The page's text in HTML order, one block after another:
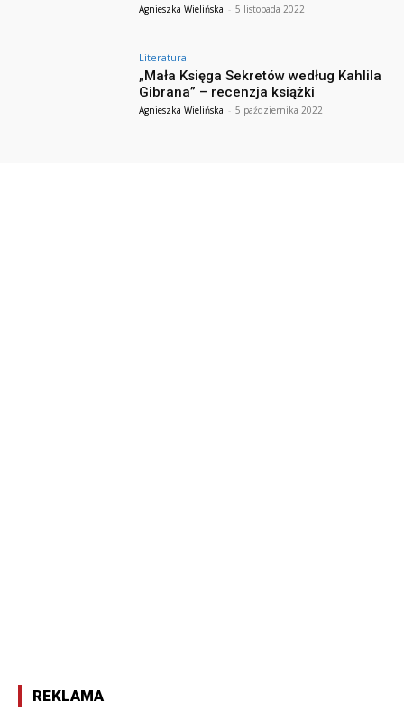
Agnieszka Wielińska - 5 listopada 2022
Literatura
„Mała Księga Sekretów według Kahlila
Gibrana” – recenzja książki
Agnieszka Wielińska - 5 października 2022
REKLAMA